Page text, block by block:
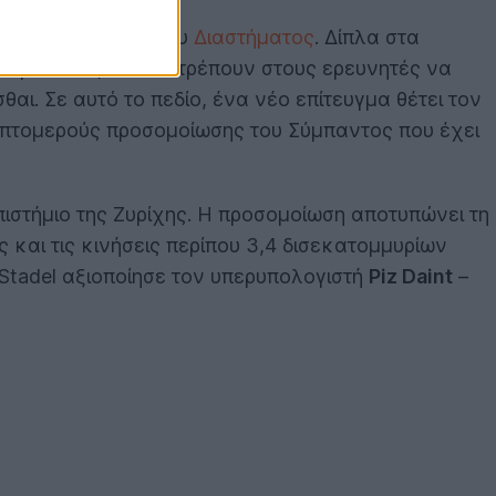
από τα βάθη του Διαστήματος. Δίπλα στα
που επιτρέπουν στους ερευνητές να
Σε αυτό το πεδίο, ένα νέο επίτευγμα θέτει τον
προσομοίωσης του Σύμπαντος που έχει
της Ζυρίχης. Η προσομοίωση αποτυπώνει τη
τις κινήσεις περίπου 3,4 δισεκατομμυρίων
αξιοποίησε τον υπερυπολογιστή Piz Daint –